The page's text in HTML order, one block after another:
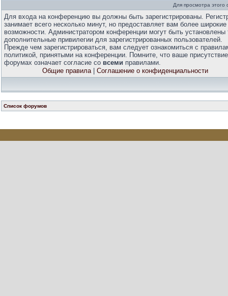
Для просмотра
Для входа на конференцию вы должны быть зарегистрированы.
занимает всего несколько минут, но предоставляет вам более широкие
возможности. Администратором конференции могут быть установлены
дополнительные привилегии для зарегистрированных пользователей.
Прежде чем зарегистрироваться, вам следует ознакомиться с
политикой, принятыми на конференции. Помните, что ваше
форумах означает согласие со всеми правилами.
Общие правила| Соглашение о конфиденциальности
Список форумов